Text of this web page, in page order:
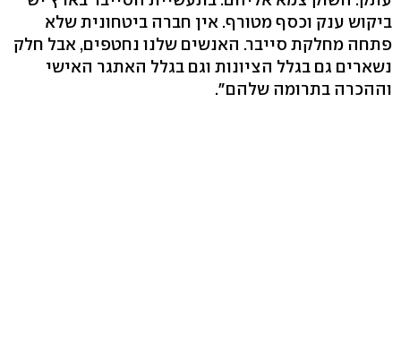
ביקוש ענק וכסף מטורף. אין חברה ביטחונית שלא
פתחה מחלקת סייבר. האנשים שלנו נחטפים, אבל חלק
נשארים גם בגלל הציונות וגם בגלל האתגר האישי
וההכרה בתרומה שלהם‭."‬